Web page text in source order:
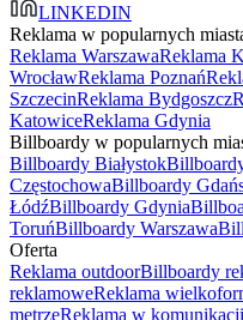
LINKEDIN
Reklama w popularnych
Reklama WarszawaReklama
WrocławReklama Poznań
SzczecinReklama Bydgoszcz
KatowiceReklama Gdynia
Billboardy w popularnych
Billboardy Białystok
CzęstochowaBillboardy
ŁódźBillboardy Gdynia
ToruńBillboardy Warszawa
Oferta
Reklama outdoorBillboardy
reklamoweReklama
metrzeReklama w